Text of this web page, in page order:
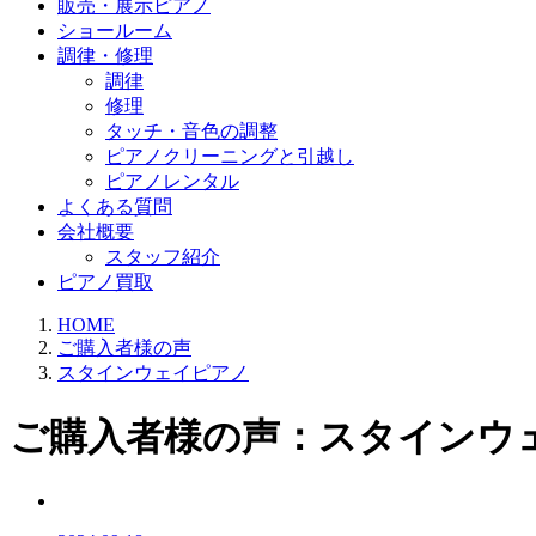
販売・展示ピアノ
ショールーム
調律・修理
調律
修理
タッチ・音色の調整
ピアノクリーニングと引越し
ピアノレンタル
よくある質問
会社概要
スタッフ紹介
ピアノ買取
HOME
ご購入者様の声
スタインウェイピアノ
ご購入者様の声：スタインウ